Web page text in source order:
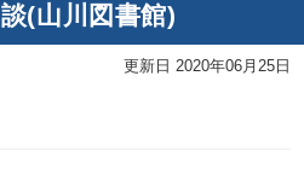
(山川図書館)
更新日 2020年06月25日